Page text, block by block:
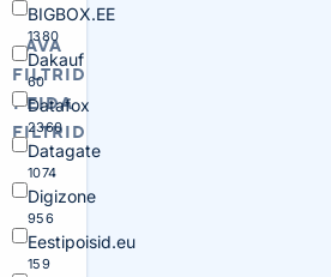
AVA
FILTRID
PEIDA
FILTRID
BIGBOX.EE
1380
Dakauf
60
Datafox
2360
Datagate
1074
Digizone
956
Eestipoisid.eu
159